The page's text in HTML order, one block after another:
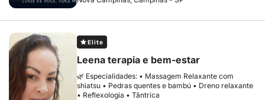
Elite
Leena terapia e bem-estar
🌿 Especialidades: • Massagem Relaxante com
shiatsu • Pedras quentes e bambú • Dreno relaxante
• Reflexologia • Tântrica